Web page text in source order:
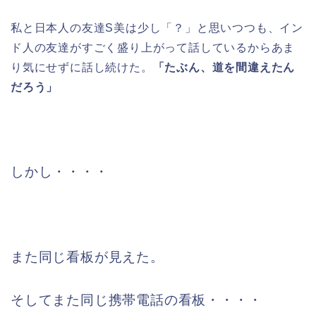
私と日本人の友達S美は少し「？」と思いつつも、イン
ド人の友達がすごく盛り上がって話しているからあま
り気にせずに話し続けた。
「たぶん、道を間違えたん
だろう」
しかし・・・・
また同じ看板が見えた。
そしてまた同じ携帯電話の看板・・・・